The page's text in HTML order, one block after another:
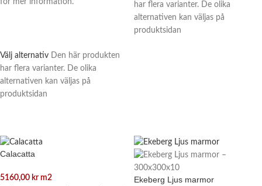
Välj alternativ
Den här produkten
har flera varianter. De olika
alternativen kan väljas på
produktsidan
har flera varianter. De olika
alternativen kan väljas på
produktsidan
Calacatta
5160,00 kr m2
Ekeberg Ljus marmor